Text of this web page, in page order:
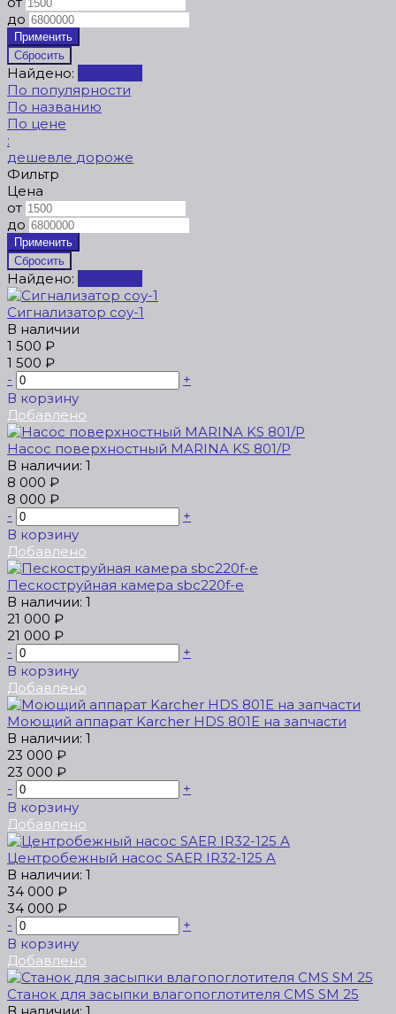
до
Найдено:
По популярности
По названию
По цене
:
дешевле дороже
Фильтр
Цена
от
до
Найдено:
Сигнализатор соу-1
В наличии
1 500 ₽
1 500 ₽
-
+
В корзину
Добавлено
Насос поверхностный MARINA KS 801/P
В наличии: 1
8 000 ₽
8 000 ₽
-
+
В корзину
Добавлено
Пескоструйная камера sbc220f-e
В наличии: 1
21 000 ₽
21 000 ₽
-
+
В корзину
Добавлено
Моющий аппарат Karcher HDS 801E на запчасти
В наличии: 1
23 000 ₽
23 000 ₽
-
+
В корзину
Добавлено
Центробежный насос SAER IR32-125 A
В наличии: 1
34 000 ₽
34 000 ₽
-
+
В корзину
Добавлено
Станок для засыпки влагопоглотителя CMS SM 25